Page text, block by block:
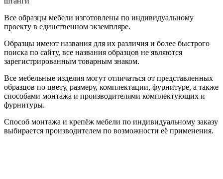
Все образцы мебели изготовлены по индивидуальному
проекту в единственном экземпляре.
Образцы имеют названия для их различия и более быстрого
поиска по сайту, все названия образцов не являются
зарегистрированным товарным знаком.
Все мебельные изделия могут отличаться от представленных
образцов по цвету, размеру, комплектации, фурнитуре, а также
способами монтажа и производителями комплектующих и
фурнитуры.
Способ монтажа и крепёж мебели по индивидуальному заказу
выбирается производителем по возможности её применения.